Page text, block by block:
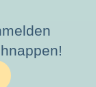
uns auf